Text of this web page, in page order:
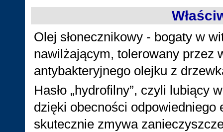
Olej słonecznikowy - bogaty w
nawilżającym, tolerowany przez
antybakteryjnego olejku z
Hasło „hydrofilny”, czyli lubiący
dzięki obecności
skutecznie zmywa